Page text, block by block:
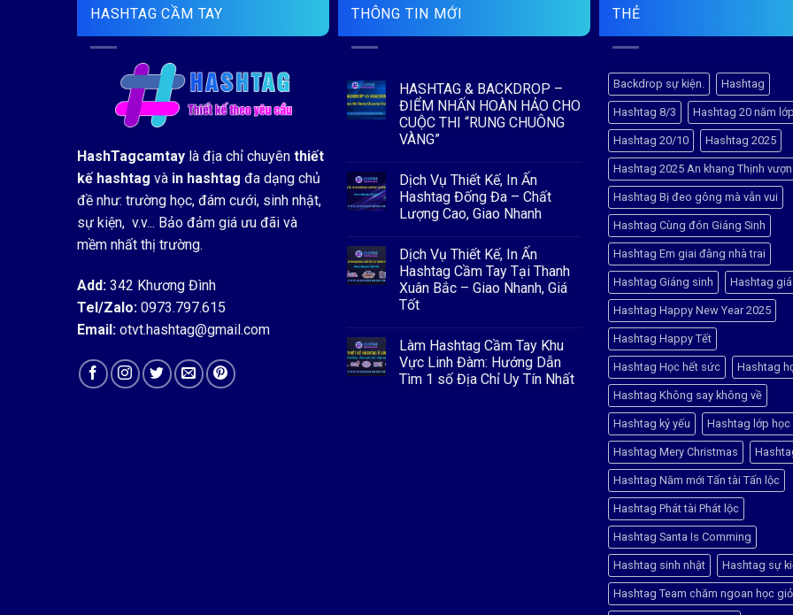
HASHTAG CẦM TAY
HashTagcamtay là địa chỉ chuyên thiết
kế hashtag và in hashtag đa dạng chủ
đề như: trường học, đám cưới, sinh nhật,
sự kiện, v.v... Bảo đảm giá ưu đãi và
mềm nhất thị trường.
Add: 342 Khương Đình
Tel/Zalo: 0973.797.615
Email: otvt.hashtag@gmail.com
THÔNG TIN MỚI
HASHTAG & BACKDROP –
ĐIỂM NHẤN HOÀN HẢO CHO
CUỘC THI “RUNG CHUÔNG
VÀNG”
bình
luận
ở
HASHTAG
–
ĐIỂM
NHẤN
HOÀN
HẢO
CHO
“RUNG
CHUÔNG
VÀNG”
Dịch Vụ Thiết Kế, In Ấn
Hashtag Đống Đa – Chất
Lượng Cao, Giao Nhanh
bình
luận
ở
Dịch
Vụ
Thiết
Ấn
Hashtag
Đống
Dịch Vụ Thiết Kế, In Ấn
Hashtag Cầm Tay Tại Thanh
Xuân Bắc – Giao Nhanh, Giá
Tốt
bình
luận
ở
Dịch
Làm Hashtag Cầm Tay Khu
Vực Linh Đàm: Hướng Dẫn
Tìm 1 số Địa Chỉ Uy Tín Nhất
THẺ
Backdrop sự kiện. Hashtag
Hashtag 8/3 Hashtag 20 năm
Hashtag 20/10 Hashtag 2025
Hashtag 2025 An khang Thịnh
Hashtag Bị đeo gông mà vẫn vui
Hashtag Cùng đón Giáng Sinh
Hashtag Em giai đằng nhà trai
Hashtag Giáng sinh Hashtag
Hashtag Happy New Year 2025
Hashtag Happy Tết
Hashtag Học hết sức Hashtag
Hashtag Không say không về
Hashtag kỷ yếu Hashtag lớp học
Hashtag Mery Christmas
Hashtag Năm mới Tấn tài Tấn lộc
Hashtag Phát tài Phát lộc
Hashtag Santa Is Comming
Hashtag sinh nhật Hashtag sự
Hashtag Team chăm ngoan học